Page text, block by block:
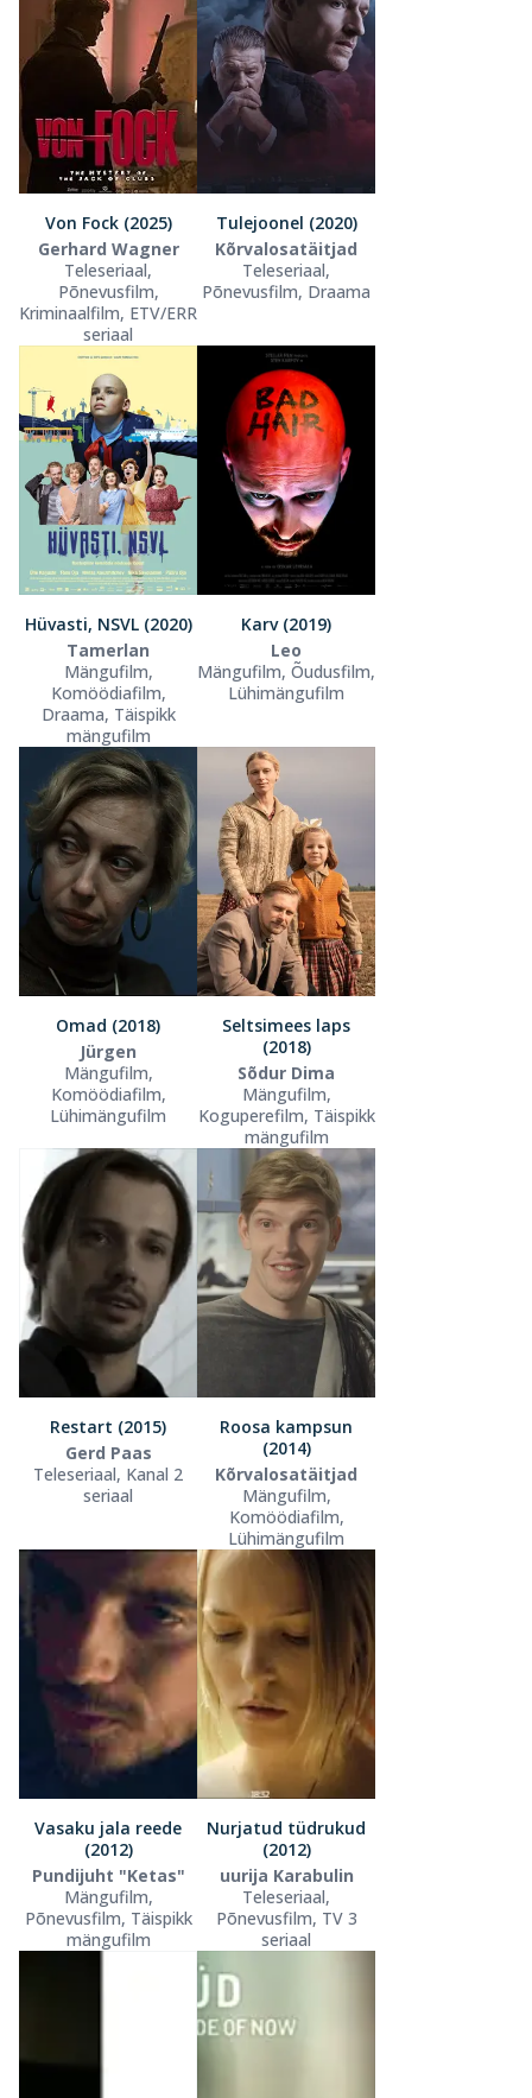
Von Fock (2025)
Gerhard Wagner
Teleseriaal,
Põnevusfilm,
Kriminaalfilm, ETV/ERR
seriaal
Tulejoonel (2020)
Kõrvalosatäitjad
Teleseriaal,
Põnevusfilm, Draama
Hüvasti, NSVL (2020)
Tamerlan
Mängufilm,
Komöödiafilm,
Draama, Täispikk
mängufilm
Karv (2019)
Leo
Mängufilm, Õudusfilm,
Lühimängufilm
Omad (2018)
Jürgen
Mängufilm,
Komöödiafilm,
Lühimängufilm
Seltsimees laps
(2018)
Sõdur Dima
Mängufilm,
Koguperefilm, Täispikk
mängufilm
Restart (2015)
Gerd Paas
Teleseriaal, Kanal 2
seriaal
Roosa kampsun
(2014)
Kõrvalosatäitjad
Mängufilm,
Komöödiafilm,
Lühimängufilm
Vasaku jala reede
(2012)
Pundijuht "Ketas"
Mängufilm,
Põnevusfilm, Täispikk
mängufilm
Nurjatud tüdrukud
(2012)
uurija Karabulin
Teleseriaal,
Põnevusfilm, TV 3
seriaal